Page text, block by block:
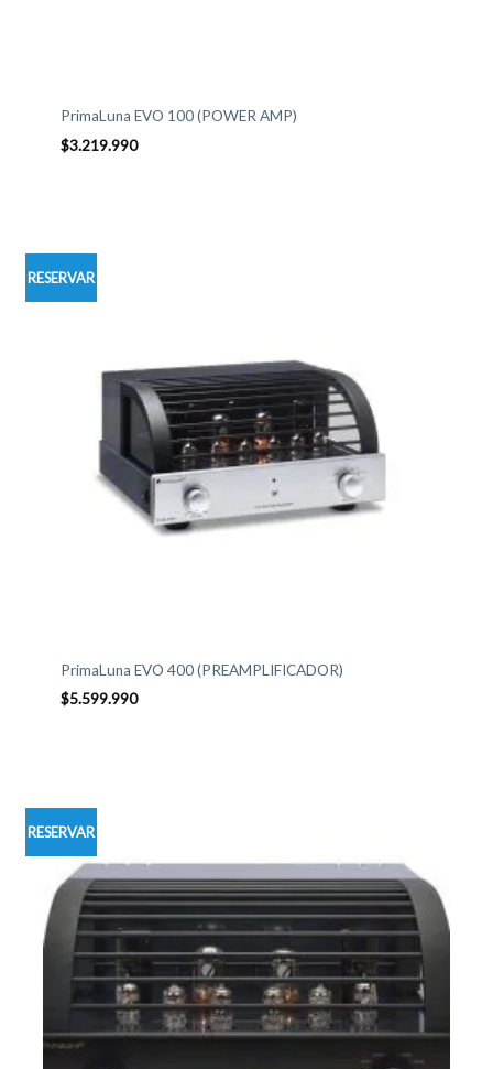
PrimaLuna EVO 100 (POWER AMP)
$3.219.990
RESERVAR
PrimaLuna EVO 400 (PREAMPLIFICADOR)
$5.599.990
RESERVAR